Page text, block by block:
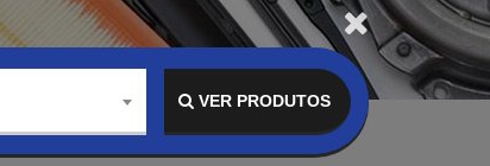
VER PRODUTOS